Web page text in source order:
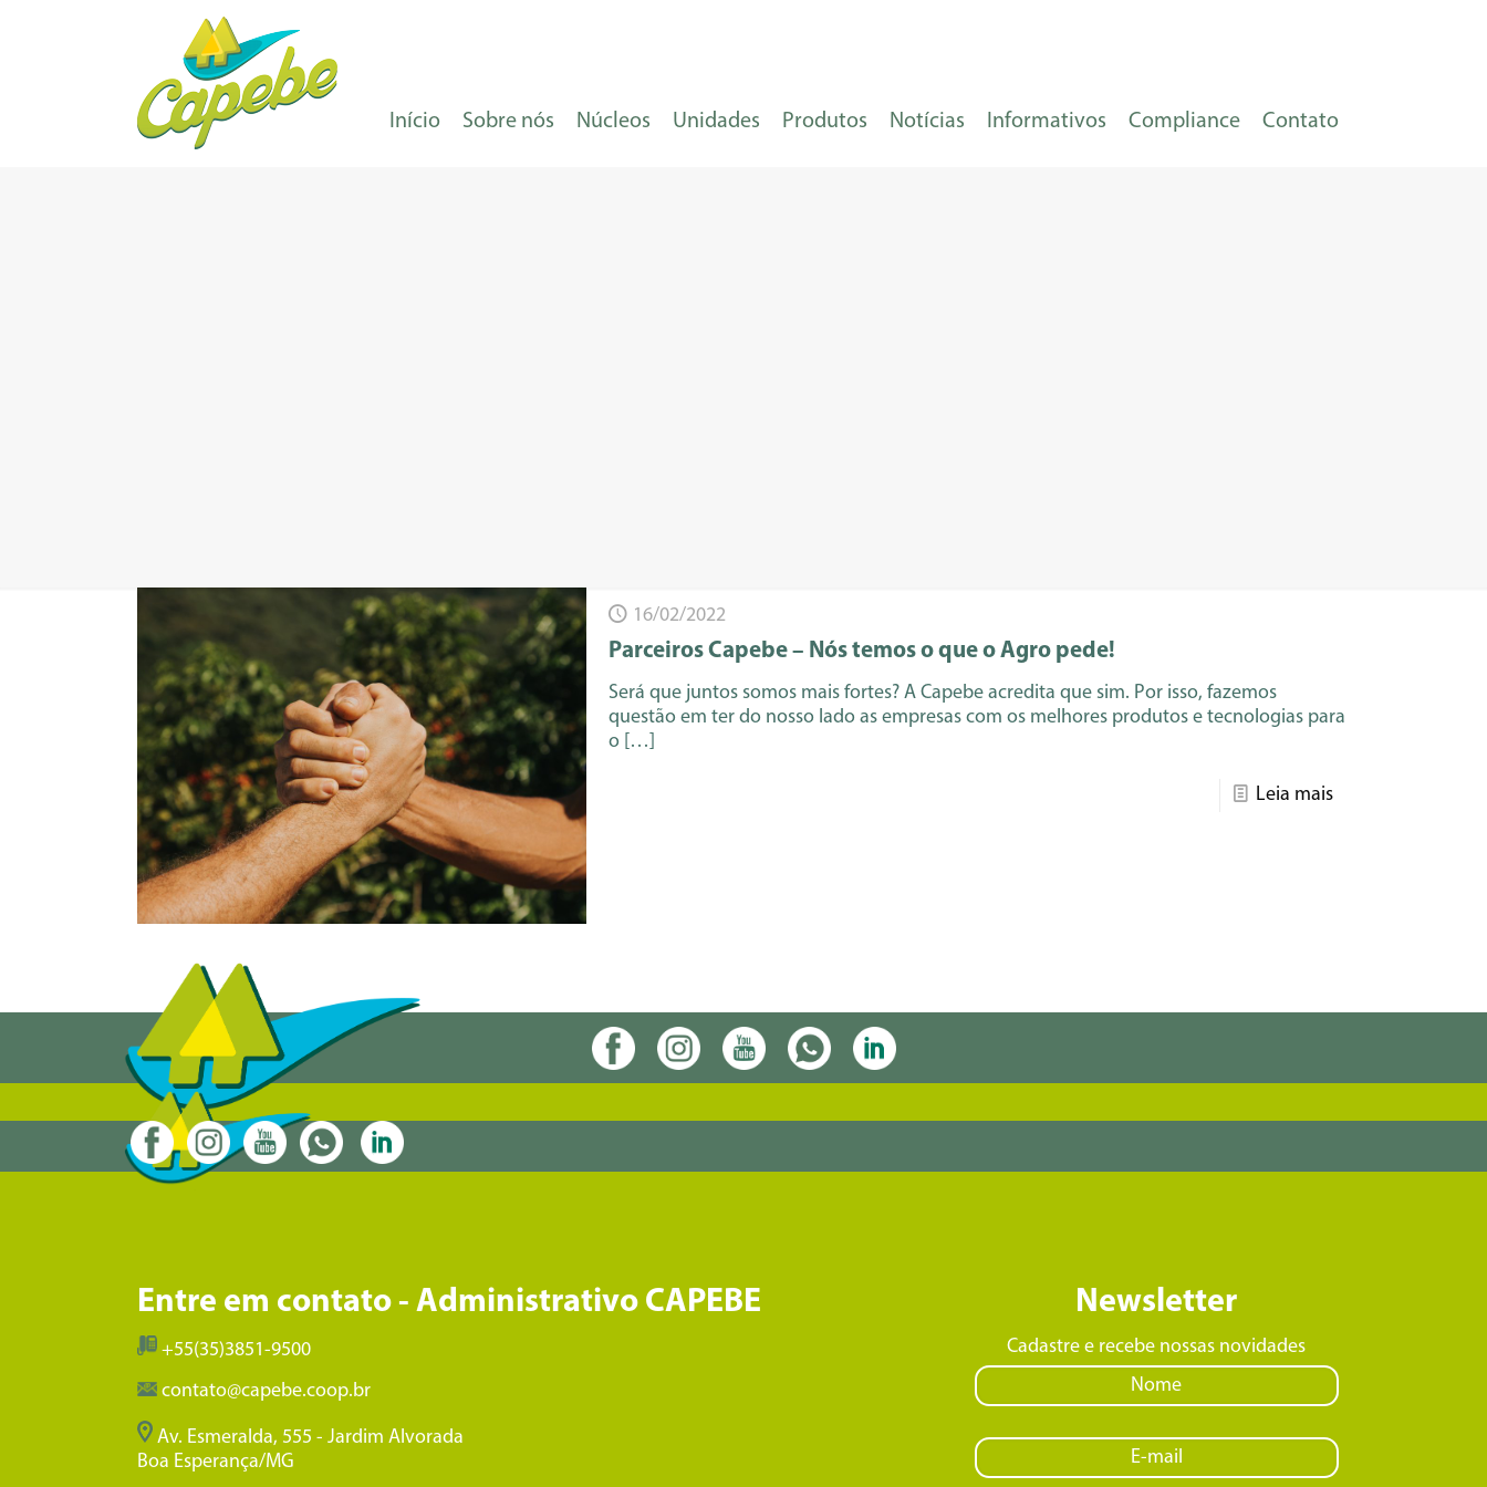
Início Sobre nós Núcleos Unidades Produtos Notícias Informativos Compliance Contato
16/02/2022
Parceiros Capebe – Nós temos o que o Agro pede!
Será que juntos somos mais fortes? A Capebe acredita que sim. Por isso, fazemos
questão em ter do nosso lado as empresas com os melhores produtos e tecnologias para
o[…]
Leia mais
Entre em contato - Administrativo CAPEBE
+55(35)3851-9500
contato@capebe.coop.br
Av. Esmeralda, 555 - Jardim Alvorada
Boa Esperança/MG
Newsletter
Cadastre e recebe nossas novidades